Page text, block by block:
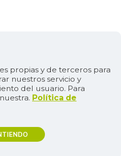
propias y de terceros para
nuestros servicio y
del usuario. Para
Política de